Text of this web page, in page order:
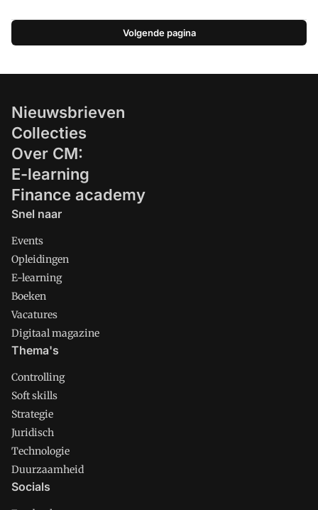
de administratie, vinden kleinere
bedrijven.
Volgende pagina
Nieuwsbrieven
Collecties
Over CM:
E-learning
Finance academy
Snel naar
Events
Opleidingen
E-learning
Boeken
Vacatures
Digitaal magazine
Thema's
Controlling
Soft skills
Strategie
Juridisch
Technologie
Duurzaamheid
Socials